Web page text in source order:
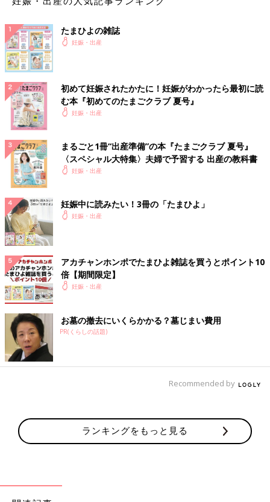
たまひよの雑誌
妊娠・出産
初めて妊娠されたかたに！妊娠がわかったら最初に読
む本『初めてのたまごクラブ 夏号』
妊娠・出産
まるごと1冊“出産準備”の本『たまごクラブ 夏号』
〈スペシャル大特集〉夫婦で予習する 出産の教科書
妊娠・出産
妊娠中に読みたい！3冊の「たまひよ」
妊娠・出産
アカチャンホンポでたまひよ雑誌を買うとポイント10
倍【期間限定】
妊娠・出産
お墓の撤去にいくらかかる？墓じまい費用
PR(くらしの話題)
Recommended by
ランキングをもっと見る